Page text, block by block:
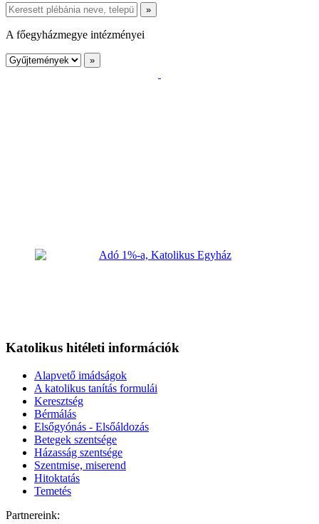
A főegyházmegye intézményei
Katolikus hitéleti információk
Alapvető imádságok
A katolikus tanítás formulái
Keresztség
Bérmálás
Elsőgyónás - Elsőáldozás
Betegek szentsége
Házasság szentsége
Szentmise, miserend
Hitoktatás
Temetés
Partnereink: